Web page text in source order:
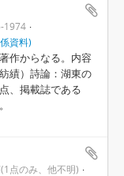
1974
資料)
作からなる。内容
績）詩論：湖東の
、掲載誌である
点のみ、他不明)